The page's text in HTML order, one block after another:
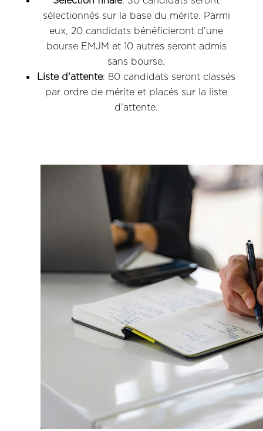
sélectionnés sur la base du mérite. Parmi
eux, 20 candidats bénéficieront d’une
bourse EMJM et 10 autres seront admis
sans bourse.
Liste d'attente: 80 candidats seront classés
par ordre de mérite et placés sur la liste
d’attente.